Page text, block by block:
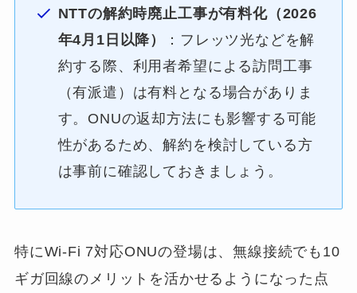
NTTの解約時廃止工事が有料化（2026
年4月1日以降）
：フレッツ光などを解
約する際、利用者希望による訪問工事
（有派遣）は有料となる場合がありま
す。ONUの返却方法にも影響する可能
性があるため、解約を検討している方
は事前に確認しておきましょう。
特にWi-Fi 7対応ONUの登場は、無線接続でも10
ギガ回線のメリットを活かせるようになった点